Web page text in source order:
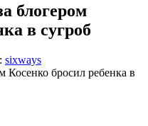
блогером
в сугроб
sixways